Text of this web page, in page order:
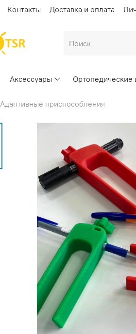
Контакты Доставка и оплата
Аксессуары Ортопедические
Адаптивные приспособления